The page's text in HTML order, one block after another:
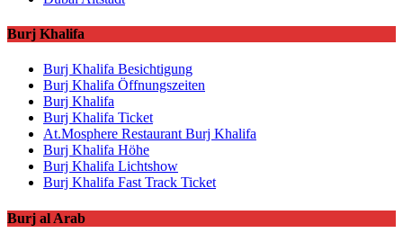
Burj Khalifa
Burj Khalifa Besichtigung
Burj Khalifa Öffnungszeiten
Burj Khalifa
Burj Khalifa Ticket
At.Mosphere Restaurant Burj Khalifa
Burj Khalifa Höhe
Burj Khalifa Lichtshow
Burj Khalifa Fast Track Ticket
Burj al Arab